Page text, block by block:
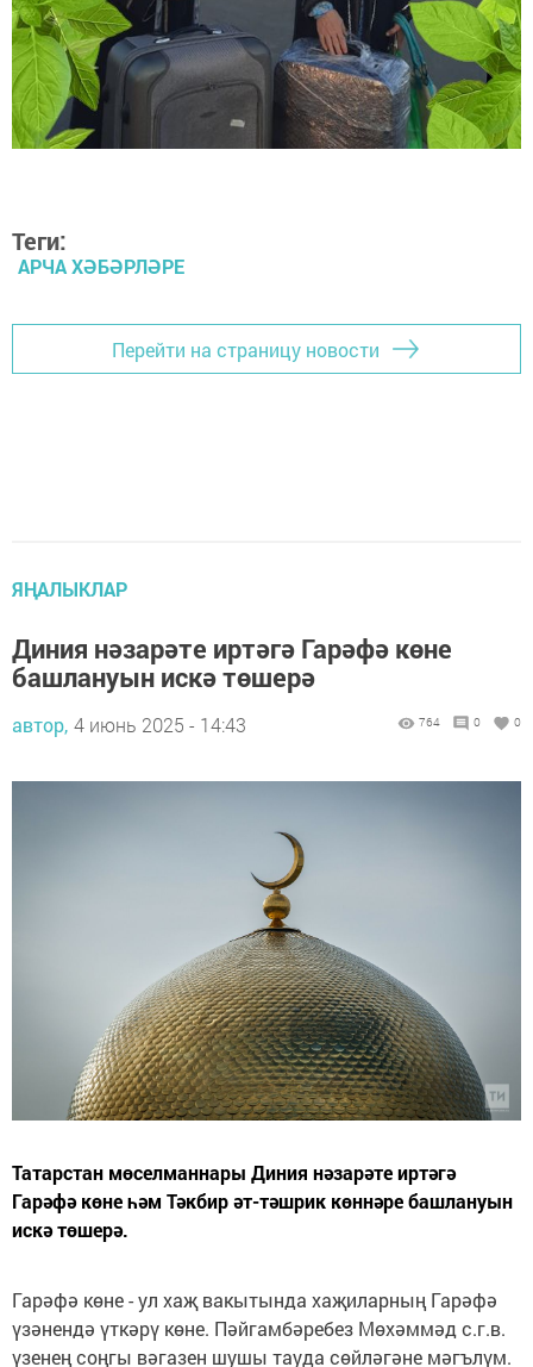
Теги:
АРЧА ХӘБӘРЛӘРЕ
Перейти на страницу новости
ЯҢАЛЫКЛАР
Диния нәзарәте иртәгә Гарәфә көне
башлануын искә төшерә
автор, 4 июнь 2025 - 14:43 764 0 0
Татарстан мөселманнары Диния нәзарәте иртәгә
Гарәфә көне һәм Тәкбир әт-тәшрик көннәре башлануын
искә төшерә.
Гарәфә көне - ул хаҗ вакытында хаҗиларның Гарәфә
үзәнендә үткәрү көне. Пәйгамбәребез Мөхәммәд с.г.в.
үзенең соңгы вәгазен шушы тауда сөйләгәне мәгълүм.